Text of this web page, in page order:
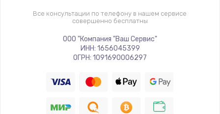
Заказать
Замена материнской платы
1395 руб.
Все консультации по телефону в нашем сервисе
совершенно бесплатны
ООО "Компания "Ваш Сервис"
ИНН: 1656045399
ОГРН: 1091690006297